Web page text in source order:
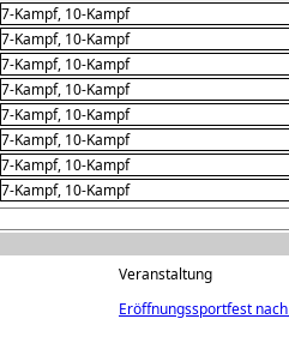
7-Kampf, 10-Kampf
7-Kampf, 10-Kampf
7-Kampf, 10-Kampf
7-Kampf, 10-Kampf
7-Kampf, 10-Kampf
7-Kampf, 10-Kampf
7-Kampf, 10-Kampf
7-Kampf, 10-Kampf
Veranstaltung
Eröffnungssportfest